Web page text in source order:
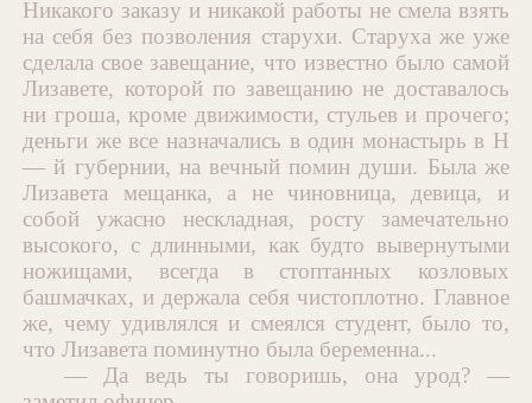
Никакого заказу и никакой работы не смела взять
на себя без позволения старухи. Старуха же уже
сделала свое завещание, что известно было самой
Лизавете, которой по завещанию не доставалось
ни гроша, кроме движимости, стульев и прочего;
деньги же все назначались в один монастырь в Н
— й губернии, на вечный помин души. Была же
Лизавета мещанка, а не чиновница, девица, и
собой ужасно нескладная, росту замечательно
высокого, с длинными, как будто вывернутыми
ножищами, всегда в стоптанных козловых
башмачках, и держала себя чистоплотно. Главное
же, чему удивлялся и смеялся студент, было то,
что Лизавета поминутно была беременна...
— Да ведь ты говоришь, она урод? —